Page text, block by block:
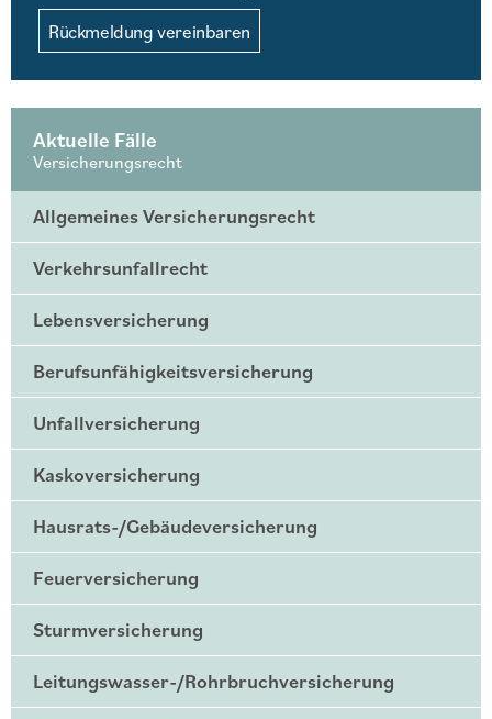
Rückmeldung vereinbaren
Aktuelle Fälle
Versicherungsrecht
Allgemeines Versicherungsrecht
Verkehrsunfallrecht
Lebensversicherung
Berufsunfähigkeitsversicherung
Unfallversicherung
Kaskoversicherung
Hausrats-/Gebäudeversicherung
Feuerversicherung
Sturmversicherung
Leitungswasser-/Rohrbruchversicherung